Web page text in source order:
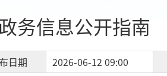
务信息公开指南
日期 2026-06-12 09:00